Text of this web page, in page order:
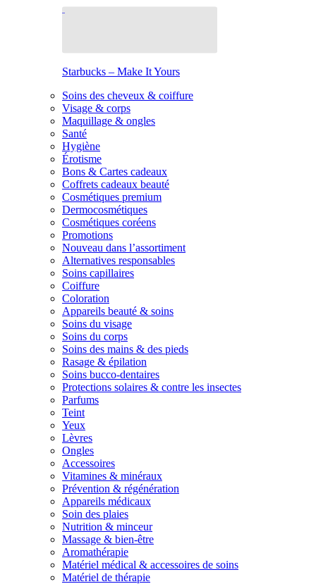
Starbucks – Make It Yours
Soins des cheveux & coiffure
Visage & corps
Maquillage & ongles
Santé
Hygiène
Érotisme
Bons & Cartes cadeaux
Coffrets cadeaux beauté
Cosmétiques premium
Dermocosmétiques
Cosmétiques coréens
Promotions
Nouveau dans l’assortiment
Alternatives responsables
Soins capillaires
Coiffure
Coloration
Appareils beauté & soins
Soins du visage
Soins du corps
Soins des mains & des pieds
Rasage & épilation
Soins bucco-dentaires
Protections solaires & contre les insectes
Parfums
Teint
Yeux
Lèvres
Ongles
Accessoires
Vitamines & minéraux
Prévention & régénération
Appareils médicaux
Soin des plaies
Nutrition & minceur
Massage & bien-être
Aromathérapie
Matériel médical & accessoires de soins
Matériel de thérapie